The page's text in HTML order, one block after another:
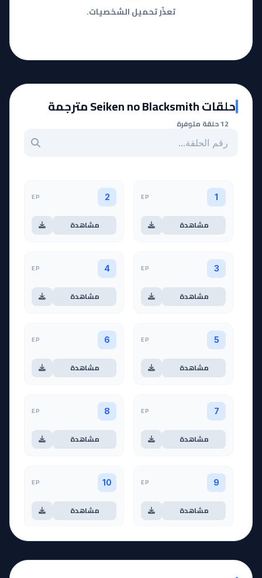
تعذّر تحميل الشخصيات.
حلقات Seiken no Blacksmith مترجمة
12 حلقة متوفرة
بحث عن حلقة بالرقم
1
EP
مشاهدة
2
EP
مشاهدة
3
EP
مشاهدة
4
EP
مشاهدة
5
EP
مشاهدة
6
EP
مشاهدة
7
EP
مشاهدة
8
EP
مشاهدة
9
EP
مشاهدة
10
EP
مشاهدة
آخر حلقة 🔥
12
EP